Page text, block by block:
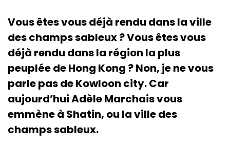
Vous êtes vous déjà rendu dans la ville
des champs sableux ? Vous êtes vous
déjà rendu dans la région la plus
peuplée de Hong Kong ? Non, je ne vous
parle pas de Kowloon city. Car
aujourd’hui Adèle Marchais vous
emmène à Shatin, ou la ville des
champs sableux.